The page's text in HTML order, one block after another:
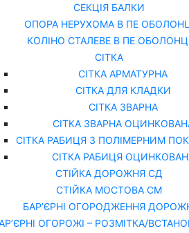
СЕКЦІЯ БАЛКИ
ОПОРА НЕРУХОМА В ПЕ
КОЛІНО СТАЛЕВЕ В ПЕ
СІТКА
СІТКА АРМАТУРНА
СІТКА ДЛЯ КЛАДКИ
СІТКА ЗВАРНА
СІТКА ЗВАРНА
СІТКА РАБИЦЯ З ПОЛІМЕРНИМ
СІТКА РАБИЦЯ
СТІЙКА ДОРОЖНЯ СД
СТІЙКА МОСТОВА СМ
БАР’ЄРНІ ОГОРОДЖЕННЯ
ОГОРОЖІ – РОЗМІТКА/